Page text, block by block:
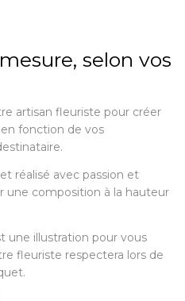
selon vos
artisan fleuriste pour créer
fonction de vos
réalisé avec passion et
une composition à la hauteur
une illustration pour vous
fleuriste respectera lors de